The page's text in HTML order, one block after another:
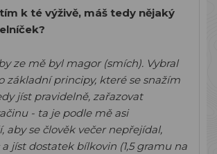
k té výživě, máš tedy nějaký
ze mě byl magor (smích). Vybral
základní principy, které se snažím
jíst pravidelně, zařazovat
- ta je podle mě asi
aby se člověk večer nepřejídal,
jíst dostatek bílkovin (1,5 gramu na